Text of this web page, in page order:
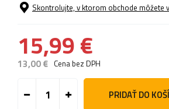
Skontrolujte, v ktorom obchode môžete
15,99 €
13,00 € Cena bez DPH
PRIDAŤ DO